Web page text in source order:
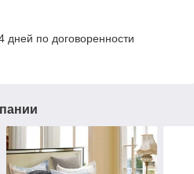
дней по договоренности